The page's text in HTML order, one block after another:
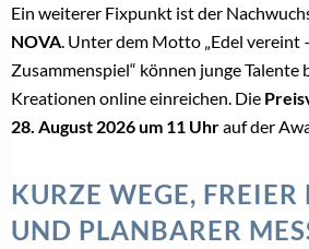
Ein weiterer Fixpunkt ist der
NOVA . Unter dem Motto „Edel vereint
Zusammenspiel“ können junge Talente
Kreationen online einreichen. Die
28. August 2026 um 11 Uhrauf der
KURZE WEGE,
UND PLANBARER